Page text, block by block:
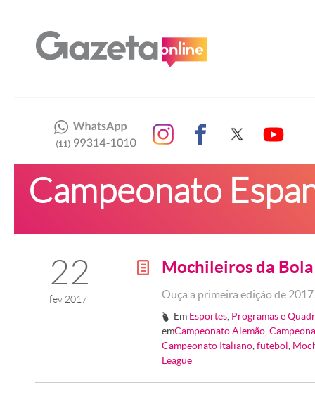
Campeonato
22
fev 2017
g Mochileiros da
Ouça a primeira edição de
# Em Esportes Programas e
emCampeonato Alemão
Campeonato Italiano futebol
League